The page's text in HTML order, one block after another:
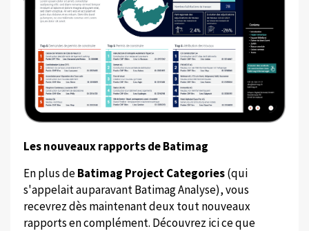
Les nouveaux rapports de Batimag
En plus deBatimag Project Categories(qui
s'appelait auparavant Batimag Analyse), vous
recevrez dès maintenant deux tout nouveaux
rapports en complément. Découvrez ici ce que